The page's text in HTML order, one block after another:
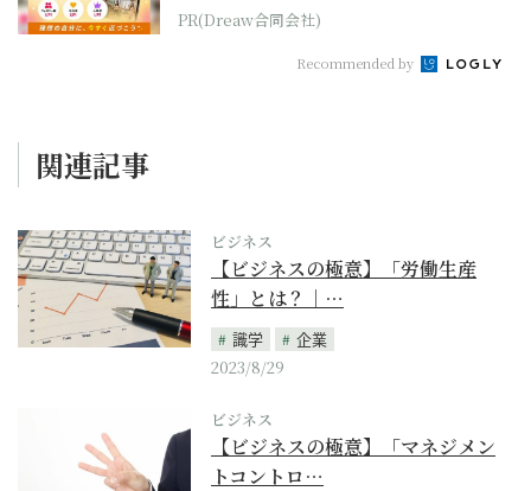
PR(Dreaw合同会社)
Recommended by
関連記事
ビジネス
【ビジネスの極意】「労働生産
性」とは？｜…
識学
企業
2023/8/29
ビジネス
【ビジネスの極意】「マネジメン
トコントロ…